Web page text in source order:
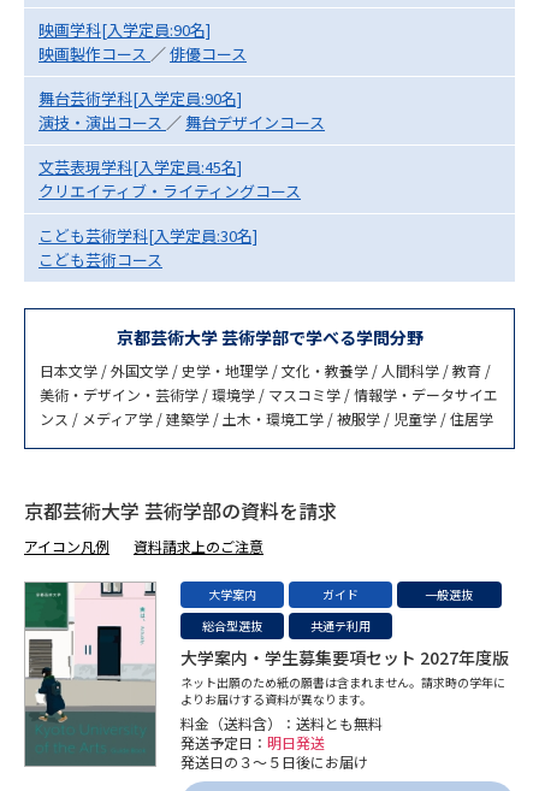
SELFBRAND特集ページ
オープンキャンパスなどを調べる
オープンキャンパス検索
来場型・Web型イベント特集
受験準備 資料検索
志望校・出願校を調べる
先輩が入学を決めた理由
新生活お役立ちガイド
学問発見 学問検索
映画学科[入学定員:90名]
映画製作コース ／俳優コース
舞台芸術学科[入学定員:90名]
演技・演出コース ／ 舞台デザインコース
文芸表現学科[入学定員:45名]
クリエイティブ・ライティングコース
こども芸術学科[入学定員:30名]
こども芸術コース
京都芸術大学 芸術学部で学べる学問分野
日本文学 / 外国文学 / 史学・地理学 / 文化・教養学 / 人間科学 / 教育 /
美術・デザイン・芸術学 / 環境学 / マスコミ学 / 情報学・データサイエ
ンス / メディア学 / 建築学 / 土木・環境工学 / 被服学 / 児童学 / 住居学
京都芸術大学 芸術学部の資料を請求
アイコン凡例 資料請求上のご注意
大学案内 ガイド
一般選抜
総合型選抜
共通テ利用
大学案内・学生募集要項セット 2027年度版
ネット出願のため紙の願書は含まれません。請求時の学年に
よりお届けする資料が異なります。
料金（送料含）：送料とも無料
発送予定日： 明日発送
発送日の３～５日後にお届け